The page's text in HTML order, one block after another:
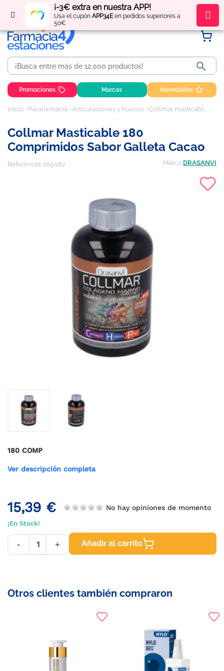
¡-3€ extra en nuestra APP!
Usa el cupón APP34Een pedidos superiores a
50€
Regístratey obténpuntos por tus compras

Promociones Marcas Novedades
Inicio Parafarmacia Articulaciones y huesos Collmar masticable 180 comprimidos sabor galleta cacao
Collmar Masticable 180
Comprimidos Sabor Galleta Cacao
Referencia: 189082 Marca DRASANVI
180 COMP
Ver descripción completa
15,39 € No hay opiniones de momento
¡En Stock!
- + Añadir al carrito
Otros clientes también compraron